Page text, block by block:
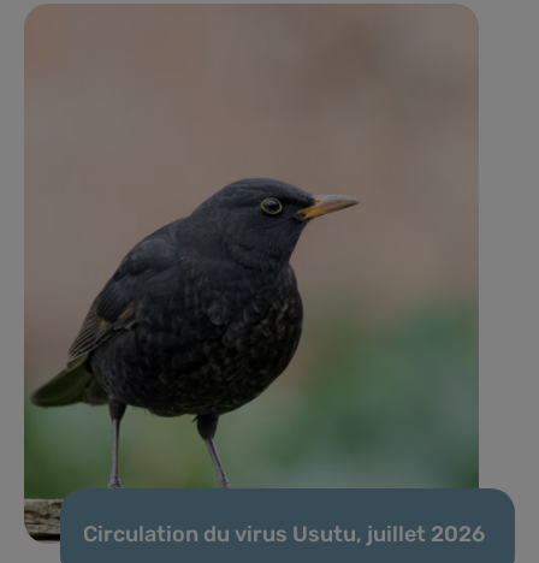
Circulation du virus Usutu, juillet 2026